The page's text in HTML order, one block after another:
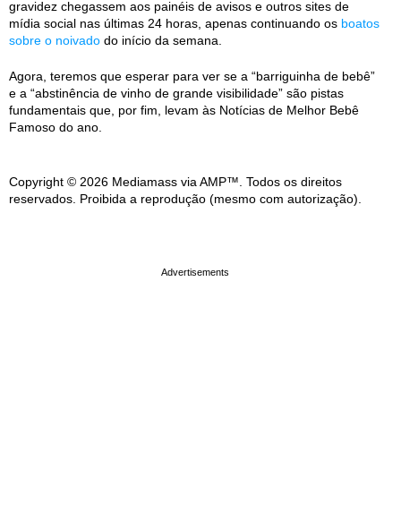
gravidez chegassem aos painéis de avisos e outros sites de
mídia social nas últimas 24 horas, apenas continuando os boatos
sobre o noivado do início da semana.
Agora, teremos que esperar para ver se a “barriguinha de bebê”
e a “abstinência de vinho de grande visibilidade” são pistas
fundamentais que, por fim, levam às Notícias de Melhor Bebê
Famoso do ano.
Copyright © 2026 Mediamass via AMP™. Todos os direitos
reservados. Proibida a reprodução (mesmo com autorização).